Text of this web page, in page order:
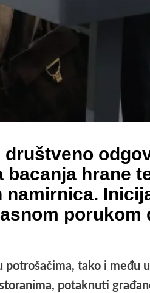
društveno
bacanja hrane
namirnica.
porukom
tako i među
potaknuti